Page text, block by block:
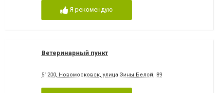
Я рекомендую
Ветеринарный пункт
51200, Новомосковск, улица Зины Белой, 89